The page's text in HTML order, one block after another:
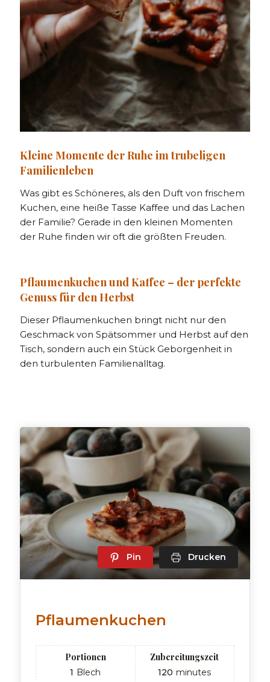
Kleine Momente der Ruhe im trubeligen
Familienleben
Was gibt es Schöneres, als den Duft von frischem
Kuchen, eine heiße Tasse Kaffee und das Lachen
der Familie? Gerade in den kleinen Momenten
der Ruhe finden wir oft die größten Freuden.
Pflaumenkuchen und Kaffee – der perfekte
Genuss für den Herbst
Dieser Pflaumenkuchen bringt nicht nur den
Geschmack von Spätsommer und Herbst auf den
Tisch, sondern auch ein Stück Geborgenheit in
den turbulenten Familienalltag.
Pin Drucken
Pflaumenkuchen
Portionen
1 Blech
Zubereitungszeit
120 minutes